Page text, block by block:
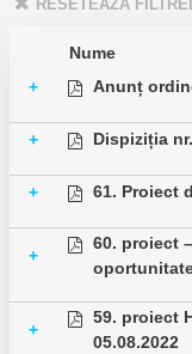
RESETEAZĂ
Nume
+
Anunț
+ Dispiziția
+ 61. Proiect
+
60. proiect
+
59. proiect
05.08.2022